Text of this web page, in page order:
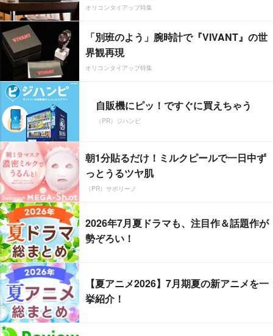
オリコンタイアップ特集
「別班のよう」腕時計で『VIVANT』の世
界観再現
オリコンタイアップ特集
自販機にピッ！ですぐに買えちゃう
（PR）ジハンピ
朝1分貼るだけ！ミルクピールで一日中ず
っとうるツヤ肌
（PR）サボリーノ
2026年7月夏ドラマも、注目作＆話題作が
勢ぞろい！
【夏アニメ2026】7月期夏の新アニメを一
挙紹介！